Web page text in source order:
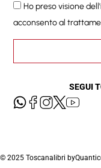
Ho preso visione
acconsento al
SEGUI
© 2025 Toscanalibri by